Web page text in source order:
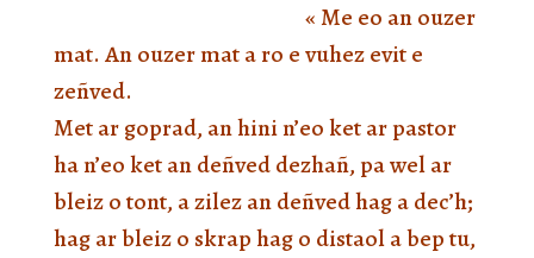
« Me eo an ouzer
mat. An ouzer mat a ro e vuhez evit e
zeñved.
Met ar goprad, an hini n’eo ket ar pastor
ha n’eo ket an deñved dezhañ, pa wel ar
bleiz o tont, a zilez an deñved hag a dec’h;
hag ar bleiz o skrap hag o distaol a bep tu,